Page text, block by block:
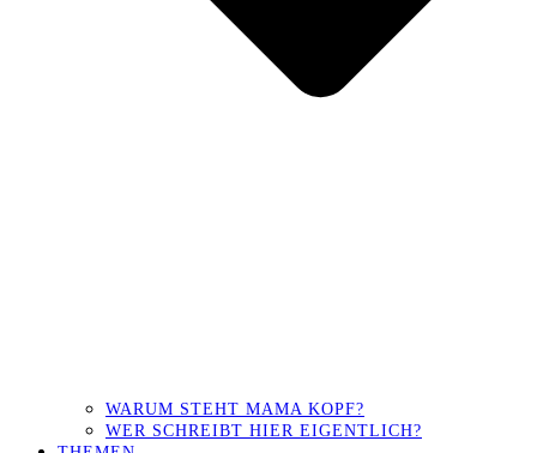
WARUM STEHT MAMA KOPF?
WER SCHREIBT HIER EIGENTLICH?